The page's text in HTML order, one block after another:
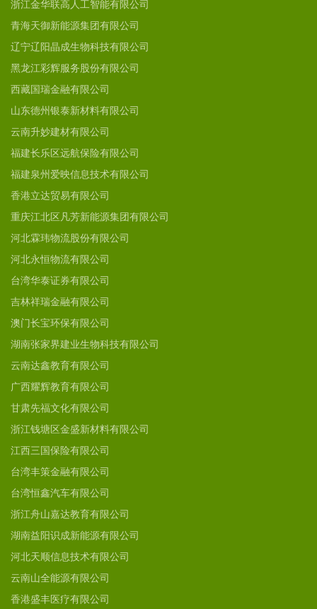
浙江金华联高人工智能有限公司
青海天御新能源集团有限公司
辽宁辽阳晶成生物科技有限公司
黑龙江彩辉服务股份有限公司
西藏国瑞金融有限公司
山东德州银泰新材料有限公司
云南升妙建材有限公司
福建长乐区远航保险有限公司
福建泉州爱映信息技术有限公司
香港立达贸易有限公司
重庆江北区凡芳新能源集团有限公司
河北霖玮物流股份有限公司
河北永恒物流有限公司
台湾华泰证券有限公司
吉林祥瑞金融有限公司
澳门长宝环保有限公司
湖南张家界建业生物科技有限公司
云南达鑫教育有限公司
广西耀辉教育有限公司
甘肃先福文化有限公司
浙江钱塘区金盛新材料有限公司
江西三国保险有限公司
台湾丰策金融有限公司
台湾恒鑫汽车有限公司
浙江舟山嘉达教育有限公司
湖南益阳识成新能源有限公司
河北天顺信息技术有限公司
云南山全能源有限公司
香港盛丰医疗有限公司